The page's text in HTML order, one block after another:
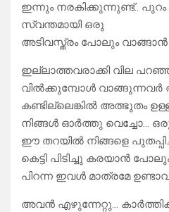
ഇന്നും നരകിക്കുന്നുണ്ട്..
സ്വന്തമായി ഒരു
അടിവസ്ത്രം പോലും വാങ്ങാൻ
ഇല്ലാത്തവരാക്കി വില
വിൽക്കുമ്പോൾ വാങ്ങുന്നവർ
കണ്ടില്ലെങ്കിൽ അത്ഭുതം
നിങ്ങൾ ഓർത്തു വെച്ചോ…
ഈ തറയിൽ നിങ്ങളെ
കെട്ടി പിടിച്ചു കരയാൻ
പിറന്ന ഇവൾ മാത്രമേ
അവൻ എഴുന്നേറ്റു…